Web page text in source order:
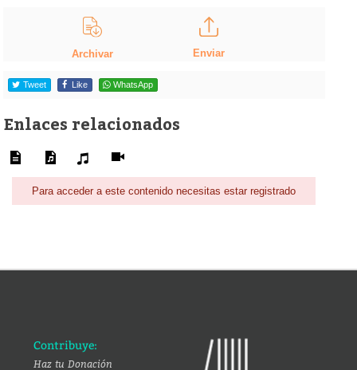
Archivar Enviar
Tweet Like WhatsApp
Enlaces relacionados
Para acceder a este contenido necesitas estar registrado
Contribuye:
Haz tu Donación